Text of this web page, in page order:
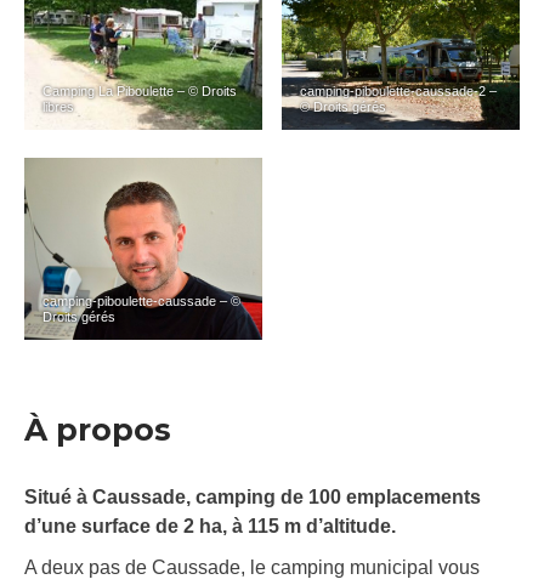
Camping La Piboulette – © Droits
libres
camping-piboulette-caussade-2 –
© Droits gérés
camping-piboulette-caussade – ©
Droits gérés
À propos
Situé à Caussade, camping de 100 emplacements
d’une surface de 2 ha, à 115 m d’altitude.
A deux pas de Caussade, le camping municipal vous